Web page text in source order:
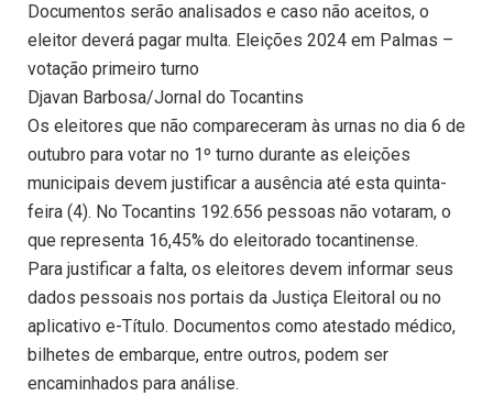
Documentos serão analisados e caso não aceitos, o
eleitor deverá pagar multa. Eleições 2024 em Palmas –
votação primeiro turno
Djavan Barbosa/Jornal do Tocantins
Os eleitores que não compareceram às urnas no dia 6 de
outubro para votar no 1º turno durante as eleições
municipais devem justificar a ausência até esta quinta-
feira (4). No Tocantins 192.656 pessoas não votaram, o
que representa 16,45% do eleitorado tocantinense.
Para justificar a falta, os eleitores devem informar seus
dados pessoais nos portais da Justiça Eleitoral ou no
aplicativo e-Título. Documentos como atestado médico,
bilhetes de embarque, entre outros, podem ser
encaminhados para análise.